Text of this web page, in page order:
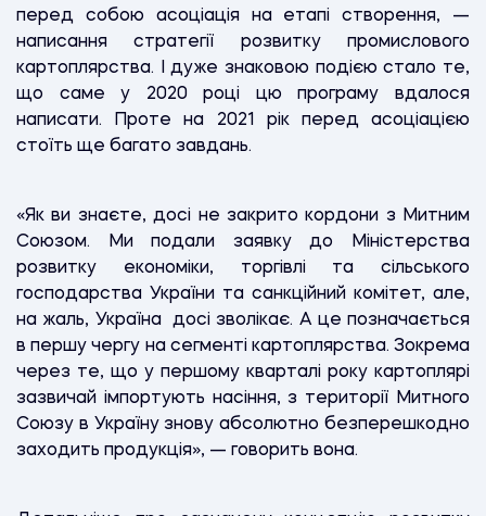
перед собою асоціація на етапі створення, —
написання стратегії розвитку промислового
картоплярства. І дуже знаковою подією стало те,
що саме у 2020 році цю програму вдалося
написати. Проте на 2021 рік перед асоціацією
стоїть ще багато завдань.
«Як ви знаєте, досі не закрито кордони з Митним
Союзом. Ми подали заявку до Міністерства
розвитку економіки, торгівлі та сільського
господарства України та санкційний комітет, але,
на жаль, Україна досі зволікає. А це позначається
в першу чергу на сегменті картоплярства. Зокрема
через те, що у першому кварталі року картоплярі
зазвичай імпортують насіння, з території Митного
Союзу в Україну знову абсолютно безперешкодно
заходить продукція», — говорить вона.